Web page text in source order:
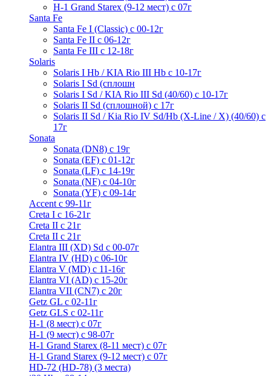
H-1 Grand Starex (9-12 мест) с 07г
Santa Fe
Santa Fe I (Classic) с 00-12г
Santa Fe II с 06-12г
Santa Fe III c 12-18г
Solaris
Solaris I Hb / KIA Rio III Hb с 10-17г
Solaris I Sd (сплошн
Solaris I Sd / KIA Rio III Sd (40/60) с 10-17г
Solaris II Sd (сплошной) с 17г
Solaris II Sd / Kia Rio IV Sd/Hb (X-Line / X) (40/60) с
17г
Sonata
Sonata (DN8) с 19г
Sonata (EF) с 01-12г
Sonata (LF) с 14-19г
Sonata (NF) с 04-10г
Sonata (YF) с 09-14г
Accent с 99-11г
Creta I с 16-21г
Creta II с 21г
Creta II с 21г
Elantra III (XD) Sd c 00-07г
Elantra IV (HD) с 06-10г
Elantra V (MD) c 11-16г
Elantra VI (AD) с 15-20г
Elantra VII (CN7) с 20г
Getz GL с 02-11г
Getz GLS с 02-11г
H-1 (8 мест) c 07г
H-1 (9 мест) c 98-07г
H-1 Grand Starex (8-11 мест) с 07г
H-1 Grand Starex (9-12 мест) с 07г
HD-72 (HD-78) (3 места)